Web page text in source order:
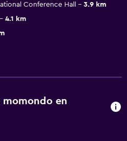
Conference Hall
3.9 km
4.1 km
momondo en